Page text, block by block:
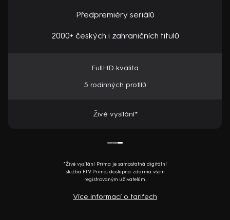
Předpremiéry seriálů
2000+ českých i zahraničních titulů
FullHD kvalita
5 rodinných profilů
Živé vysílání*
*Živé vysílání Prima je samostatná digitální
služba FTV Prima, dostupná zdarma všem
registrovaným uživatelům.
Více informací o tarifech